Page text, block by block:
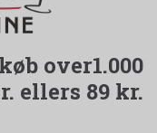
over1.000
ellers 89 kr.